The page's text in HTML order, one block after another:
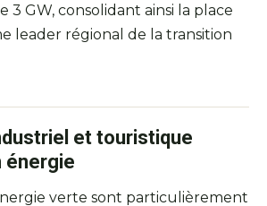
3 GW, consolidant ainsi la place
leader régional de la transition
et touristique
énergie
verte sont particulièrement